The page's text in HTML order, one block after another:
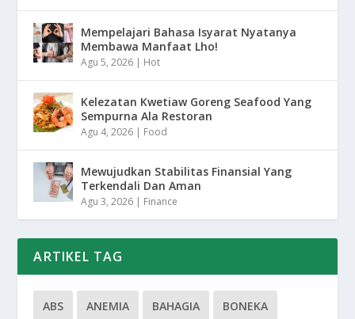
Mempelajari Bahasa Isyarat Nyatanya
Membawa Manfaat Lho!
Agu 5, 2026 | Hot
Kelezatan Kwetiaw Goreng Seafood Yang
Sempurna Ala Restoran
Agu 4, 2026 | Food
Mewujudkan Stabilitas Finansial Yang
Terkendali Dan Aman
Agu 3, 2026 | Finance
ARTIKEL TAG
ABS ANEMIA BAHAGIA BONEKA